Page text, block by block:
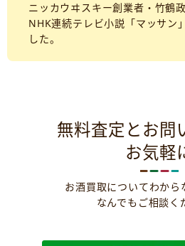
ニッカウヰスキー創業者・竹鶴
NHK連続テレビ小説「マッサン
した。
無料査定とお問
お気軽
お酒買取についてわから
なんでもご相談く